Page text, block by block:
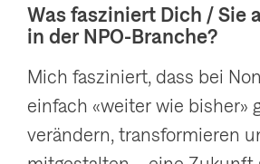
Was fasziniert Dich / Sie
in der NPO-Branche?
Mich fasziniert, dass bei
einfach «weiter wie bisher»
verändern, transformieren